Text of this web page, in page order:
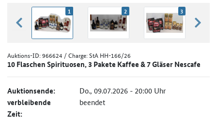
zurück blättern
1 2 3
Auktions-ID:966624 / Charge: StA HH-166/26
10 Flaschen Spirituosen, 3 Pakete Kaffee & 7 Gläser Nescafe
Auktionsende: Do., 09.07.2026 - 20:00 Uhr
verbleibende
Zeit:
beendet